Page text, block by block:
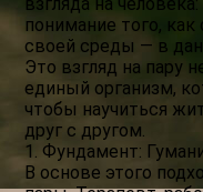
понимание того,
своей среды — в
Это взгляд на пару
единый организм,
чтобы научиться
друг с другом.
1. Фундамент:
В основе этого